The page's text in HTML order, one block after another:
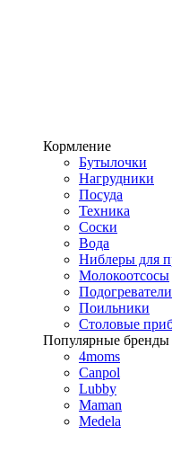
Кормление
Бутылочки
Нагрудники
Посуда
Техника
Соски
Вода
Ниблеры для
Молокоотсосы
Поильники
Столовые
Популярные бренды
4moms
Canpol
Lubby
Maman
Medela